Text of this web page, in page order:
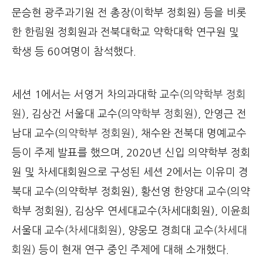
문승현 광주과기원 전 총장(이학부 정회원) 등을 비롯
한 한림원 정회원과 전북대학교 약학대학 연구원 및
학생 등 60여명이 참석했다.
세션 1에서는 서영거 차의과대학 교수(의약학부 정회
원 ) , 김상건 서울대 교수(의약학부 정회원)
, 안영근 전
남대 교수(의약학부 정회원)
, 채수완 전북대 명예교수
등이 주제 발표를 했으며, 2020년 신입 의약학부 정회
원 및 차세대회원으로 구성된 세션 2에서는 이유미 경
북대 교수(의약학부 정회원), 황선영 한양대 교수(의약
학부 정회원), 김상우 연세대교수(차세대회원), 이윤희
서울대 교수(차세대회원) , 양웅모 경희대 교수(차세대
회원) 등이 현재 연구 중인 주제에 대해 소개했다.